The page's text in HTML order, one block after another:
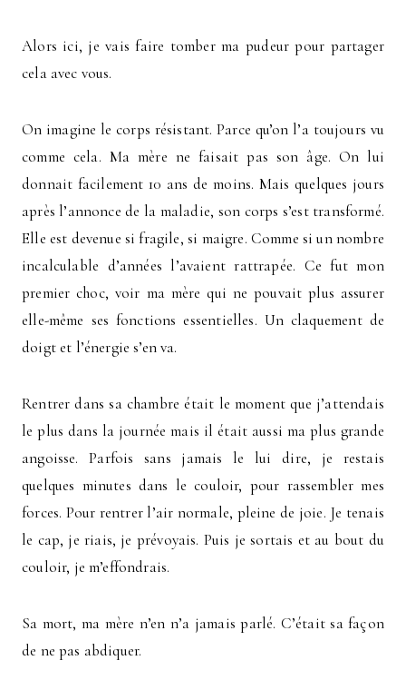
Alors ici, je vais faire tomber ma pudeur pour partager
cela avec vous.
On imagine le corps résistant. Parce qu’on l’a toujours vu
comme cela. Ma mère ne faisait pas son âge. On lui
donnait facilement 10 ans de moins. Mais quelques jours
après l’annonce de la maladie, son corps s’est transformé.
Elle est devenue si fragile, si maigre. Comme si un nombre
incalculable d’années l’avaient rattrapée. Ce fut mon
premier choc, voir ma mère qui ne pouvait plus assurer
elle-même ses fonctions essentielles. Un claquement de
doigt et l’énergie s’en va.
Rentrer dans sa chambre était le moment que j’attendais
le plus dans la journée mais il était aussi ma plus grande
angoisse. Parfois sans jamais le lui dire, je restais
quelques minutes dans le couloir, pour rassembler mes
forces. Pour rentrer l’air normale, pleine de joie. Je tenais
le cap, je riais, je prévoyais. Puis je sortais et au bout du
couloir, je m’effondrais.
Sa mort, ma mère n’en n’a jamais parlé. C’était sa façon
de ne pas abdiquer.